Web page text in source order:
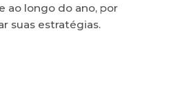
ao longo do ano, por
suas estratégias.